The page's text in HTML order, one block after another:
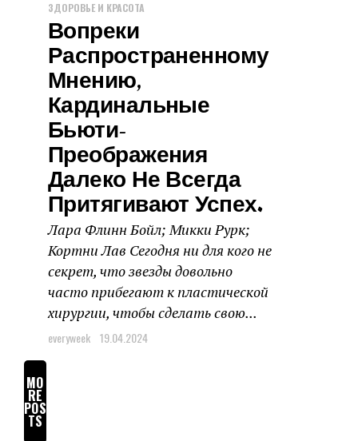
ЗДОРОВЬЕ И КРАСОТА
Вопреки
Распространенному
Мнению,
Кардинальные
Бьюти-
Преображения
Далеко Не Всегда
Притягивают Успех.
Лара Флинн Бойл; Микки Рурк;
Кортни Лав Сегодня ни для кого не
секрет, что звезды довольно
часто прибегают к пластической
хирургии, чтобы сделать свою...
everyweek 19.04.2024
MO
RE
POS
TS